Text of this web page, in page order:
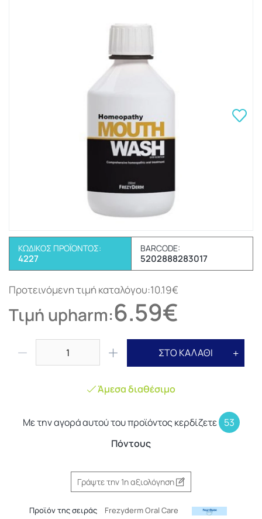
ΚΩΔΙΚΌΣ ΠΡΟΪΌΝΤΟΣ:
4227
BARCODE:
5202888283017
Προτεινόμενη τιμή καταλόγου:10.19€
Τιμή upharm:6.59€
ΣΤΟ ΚΑΛΑΘΙ
Άμεσα διαθέσιμο
Με την αγορά αυτού του προϊόντος κερδίζετε 53
Πόντους
Γράψτε την 1η αξιολόγηση
Προϊόν της σειράς Frezyderm Oral Care